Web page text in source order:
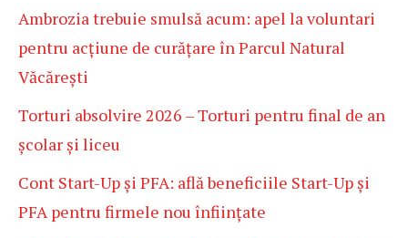
Ambrozia trebuie smulsă acum: apel la voluntari
pentru acțiune de curățare în Parcul Natural
Văcărești
Torturi absolvire 2026 – Torturi pentru final de an
școlar și liceu
Cont Start-Up și PFA: află beneficiile Start-Up și
PFA pentru firmele nou înființate